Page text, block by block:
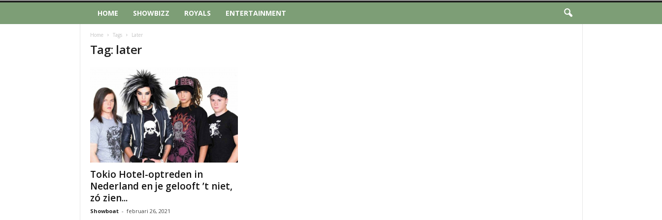
HOME SHOWBIZZ ROYALS ENTERTAINMENT
Home Tags Later
Tag: later
Tokio Hotel-optreden in
Nederland en je gelooft ’t niet,
zó zien...
Showboat - februari 26, 2021